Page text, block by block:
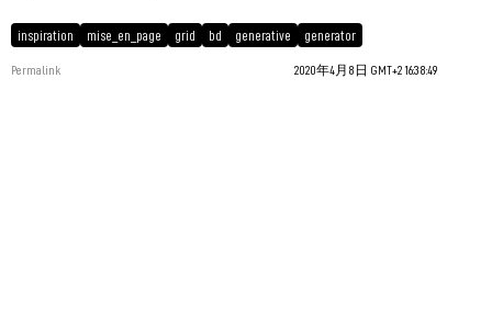
inspiration mise_en_page grid bd generative generator
Permalink 2020年4月8日 GMT+2 16:38:49